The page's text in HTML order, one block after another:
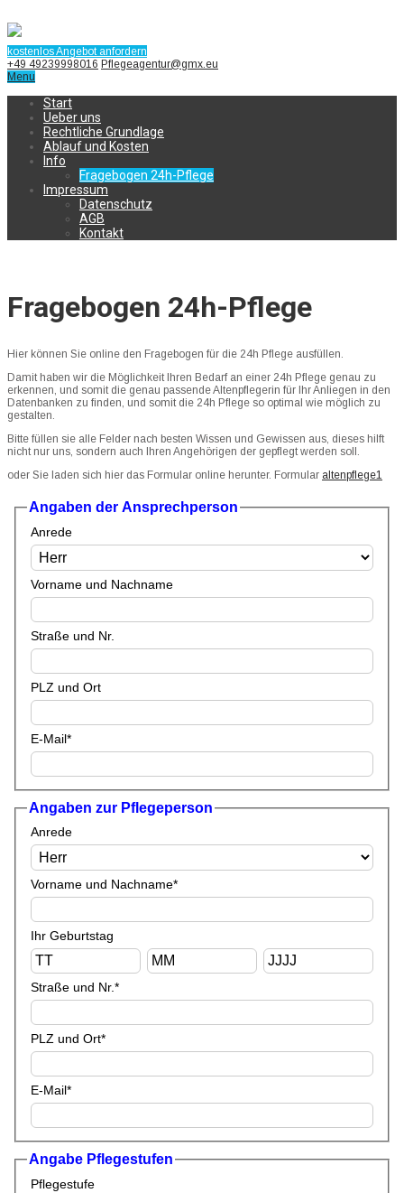
kostenlos Angebot anfordern
+49 49239998016 Pflegeagentur@gmx.eu
Menu
Start
Ueber uns
Rechtliche Grundlage
Ablauf und Kosten
Info
Fragebogen 24h-Pflege
Impressum
Datenschutz
AGB
Kontakt
Fragebogen 24h-Pflege
Hier können Sie online den Fragebogen für die 24h Pflege ausfüllen.
Damit haben wir die Möglichkeit Ihren Bedarf an einer 24h Pflege genau zu
erkennen, und somit die genau passende Altenpflegerin für Ihr Anliegen in den
Datenbanken zu finden, und somit die 24h Pflege so optimal wie möglich zu
gestalten.
Bitte füllen sie alle Felder nach besten Wissen und Gewissen aus, dieses hilft
nicht nur uns, sondern auch Ihren Angehörigen der gepflegt werden soll.
oder Sie laden sich hier das Formular online herunter. Formular altenpflege1